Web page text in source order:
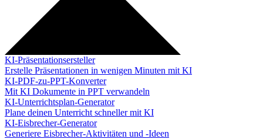
KI-Präsentationsersteller
Erstelle Präsentationen in wenigen Minuten mit KI
KI-PDF-zu-PPT-Konverter
Mit KI Dokumente in PPT verwandeln
KI-Unterrichtsplan-Generator
Plane deinen Unterricht schneller mit KI
KI-Eisbrecher-Generator
Generiere Eisbrecher-Aktivitäten und -Ideen